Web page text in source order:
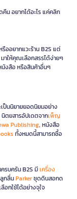
น อยากได้อะไร แค่คลิก
ออยากแวะร้าน B2S แต่
มาให้คุณเลือกสรรได้ง่ายๆ
งสือ หรือสินค้าอื่นๆ
ป็นนิยายยอดนิยมอย่าง
นิตยสารอัปเดตจากเพ็ญ
Publishing, หนังสือ
ทั้งหมดนี้สามารถซื้อ
รบครัน B2S มีเครื่อง
กลื่นParkerชุดดินสอกด
อกใช้ได้อย่างจุใจ